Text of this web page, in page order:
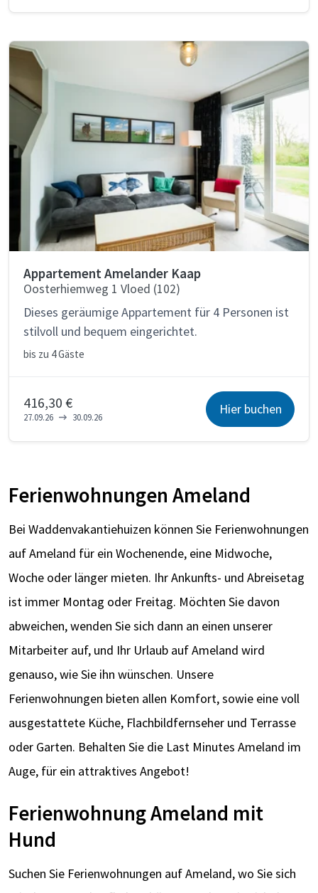
Appartement Amelander Kaap
Oosterhiemweg 1 Vloed (102)
Dieses geräumige Appartement für 4 Personen ist
stilvoll und bequem eingerichtet.
bis zu 4 Gäste
416,30 €
27.09.26 30.09.26
Hier buchen
Ferienwohnungen Ameland
Bei Waddenvakantiehuizen können Sie Ferienwohnungen
auf Ameland für ein Wochenende, eine Midwoche,
Woche oder länger mieten. Ihr Ankunfts- und Abreisetag
ist immer Montag oder Freitag. Möchten Sie davon
abweichen, wenden Sie sich dann an einen unserer
Mitarbeiter auf, und Ihr Urlaub auf Ameland wird
genauso, wie Sie ihn wünschen. Unsere
Ferienwohnungen bieten allen Komfort, sowie eine voll
ausgestattete Küche, Flachbildfernseher und Terrasse
oder Garten. Behalten Sie die Last Minutes Ameland im
Auge, für ein attraktives Angebot!
Ferienwohnung Ameland mit
Hund
Suchen Sie Ferienwohnungen auf Ameland, wo Sie sich